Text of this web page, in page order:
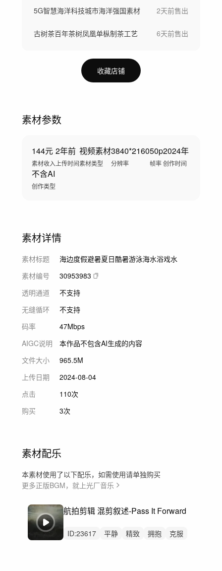
5G智慧海洋科技城市海洋强国素材 2天前售出
古树茶百年茶树凤凰单枞制茶工艺 6天前售出
收藏店铺
素材参数
144元
素材收入
2年前
上传时间
视频素材
素材类型
3840*2160
分辨率
50p
帧率
2024年
创作时间
不含AI
创作类型
素材详情
素材标题
海边度假避暑夏日酷暑游泳海水浴戏水
素材编号
30953983
透明通道
不支持
无缝循环
不支持
码率
47Mbps
AIGC说明
本作品不包含AI生成的内容
文件大小
965.5M
上传日期
2024-08-04
点击
110次
购买
3次
素材配乐
本素材使用了以下配乐，如需使用请单独购买
更多正版BGM，就上光厂音乐
航拍剪辑 混剪叙述-Pass It Forward
ID:23617 平静 精致 拥抱
克服